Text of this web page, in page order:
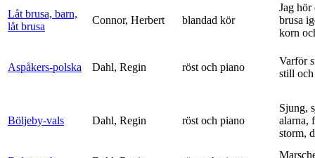
Låt brusa, barn,
låt brusa
Connor, Herbert blandad kör
Jag hör
brusa
korn
Aspåkers-polska Dahl, Regin röst och piano
Varför
still
Böljeby-vals Dahl, Regin röst och piano
Sjung,
alarna,
storm,